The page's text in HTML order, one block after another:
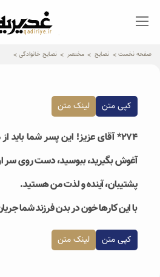
qadiriye.ir
نشریه ی غدیریه-بیانات
صفحه نخست نصایح مختصر نصایح خانوادگی
کپی متن لینک متن
۲۷۴* آقای عزیز! این پسر شما
آغوش بگیرید‌، ببوسید، دست روی سر
پشتیبان، آینده‌ و لذت من هستید.
با این کارها خون در بدن فرزند شما
کپی متن لینک متن